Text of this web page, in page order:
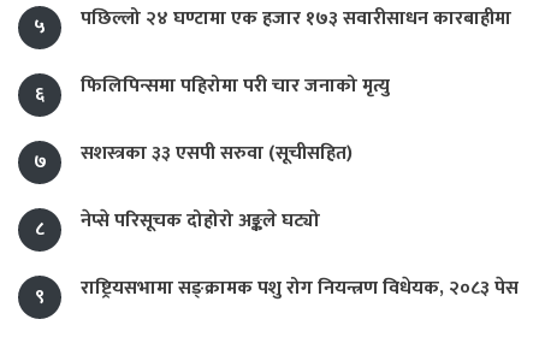
५
पछिल्लो २४ घण्टामा एक हजार १७३ सवारीसाधन कारबाहीमा
६ फिलिपिन्समा पहिरोमा परी चार जनाको मृत्यु
७ सशस्त्रका ३३ एसपी सरुवा (सूचीसहित)
८ नेप्से परिसूचक दोहोरो अङ्कले घट्यो
९ राष्ट्रियसभामा सङ्क्रामक पशु रोग नियन्त्रण विधेयक, २०८३ पेस